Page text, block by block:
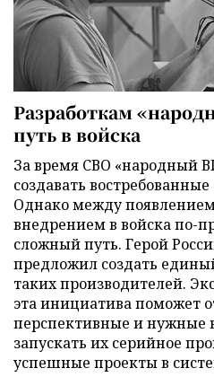
Разработкам
путь в войска
За время СВО «народный
создавать
Однако между
внедрением в войска по-
сложный путь. Герой
предложил создать
таких производителей.
эта инициатива поможет
перспективные и
запускать их серийное
успешные проекты в